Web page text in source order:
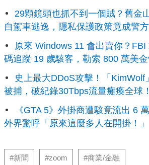
29顆鏡頭也抓不到一個賊？舊金
自駕車逃逸，隱私保護政策竟成警
原來 Windows 11 會出賣你？FBI
碼追蹤 19 歲駭客，勒索 800 萬美
史上最大DDoS攻擊！「KimWolf
被捕，破紀錄30Tbps流量癱瘓全球！
《GTA 5》外掛商遭駭竟流出 6
外界驚呼「原來這麼多人在開掛！」
#新聞 #zoom #商業/金融